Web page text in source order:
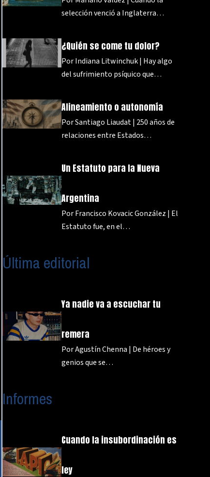
selección venció a Inglaterra…
¿Quién se come tu dolor?
Por Indiana Litwinchuk | Hay algo
del sufrimiento psíquico que…
Alineamiento o autonomía
Por Santiago Liaudat | 250 años de
relaciones entre Estados…
Un Estatuto para la Nueva
Argentina
Por Francisco Kovacic González | El
Estatuto fue, en el…
Última editorial
Ya nadie va a escuchar tu
remera
Por Agustín Chenna | De héroes y
genios que se…
Informes
Cuando la insubordinación es
ley